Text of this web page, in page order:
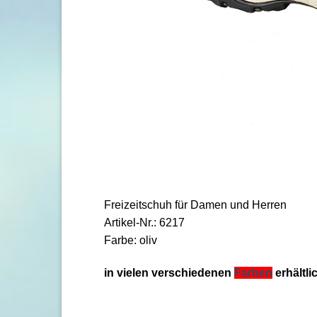
Freizeitschuh für Damen und Herren
Artikel-Nr.: 6217
Farbe: oliv
in vielen verschiedenen Farben